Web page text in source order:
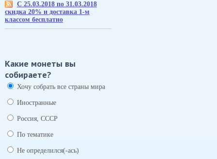
С 25.03.2018 по 31.03.2018
скидка 20% и доставка 1-м
классом бесплатно
Какие монеты вы
собираете?
Хочу собрать все страны мира
Иностранные
Россия, СССР
По тематике
Не определился(-ась)